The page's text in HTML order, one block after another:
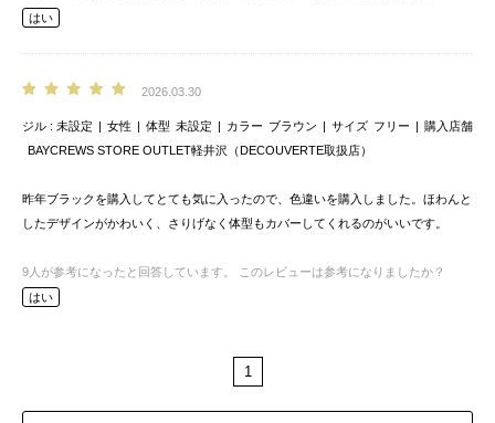
はい
2026.03.30
ジル 未設定 女性 体型 未設定 カラー ブラウン サイズ フリー
購入店舗
BAYCREWS STORE OUTLET軽井沢（DECOUVERTE取扱店）
昨年ブラックを購入してとても気に入ったので、色違いを購入しました。ほわんと
したデザインがかわいく、さりげなく体型もカバーしてくれるのがいいです。
9 人が参考になったと回答しています。
このレビューは参考になりましたか？
はい
1